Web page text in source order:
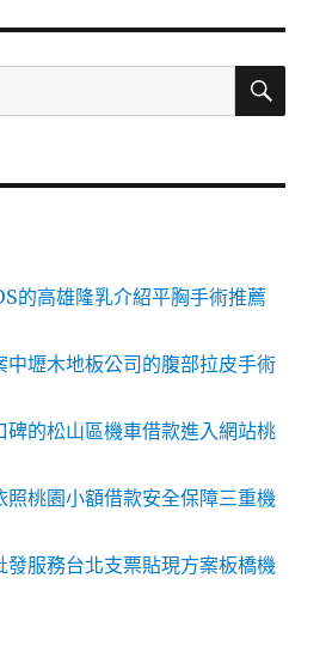
搜
的高雄隆乳介紹平胸手術推薦
中壢木地板公司的腹部拉皮手術
碑的松山區機車借款進入網站桃
照桃園小額借款安全保障三重機
發服務台北支票貼現方案板橋機